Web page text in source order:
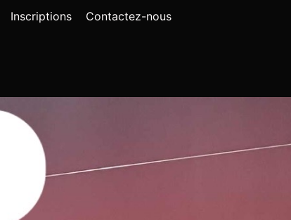
Inscriptions Contactez-nous